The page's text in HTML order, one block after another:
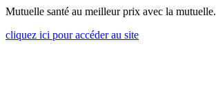
Mutuelle santé au meilleur prix avec la mutuelle.
cliquez ici pour accéder au site